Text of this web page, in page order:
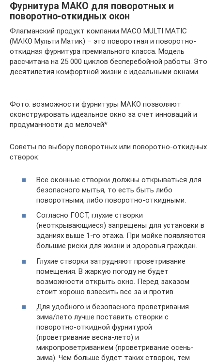
Фурнитура МАКО для поворотных и
поворотно-откидных окон
Флагманский продукт компании MACO MULTI MATIC
(МАКО Мульти Матик) – это поворотная и поворотно-
откидная фурнитура премиального класса. Модель
рассчитана на 25 000 циклов бесперебойной работы. Это
десятилетия комфортной жизни с идеальными окнами.
Фото: возможности фурнитуры МАКО позволяют
сконструировать идеальное окно за счет инноваций и
продуманности до мелочей*
Советы по выбору поворотных или поворотно-откидных
створок:
Все оконные створки должны открываться для
безопасного мытья, то есть быть либо
поворотными, либо поворотно-откидными.
Согласно ГОСТ, глухие створки
(неоткрывающиеся) запрещены для установки в
зданиях выше 1-го этажа. При мойке появляются
большие риски для жизни и здоровья граждан.
Глухие створки затрудняют проветривание
помещения. В жаркую погоду не будет
возможности открыть окно. Перед заказом
стоит хорошо взвесить все за и против.
Для удобного и безопасного проветривания
зима/лето лучше поставить створки с
поворотно-откидной фурнитурой
(проветривание весна-лето) и
микропроветриванием (проветривание осень-
зима). Чем больше будет таких створок, тем